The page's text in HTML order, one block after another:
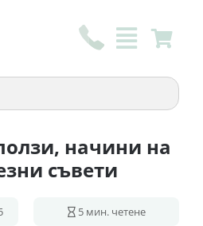
начини на
съвети
5 мин. четене